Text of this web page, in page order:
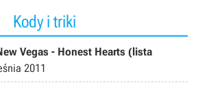
Kody i triki
Vegas - Honest Hearts (lista
2011